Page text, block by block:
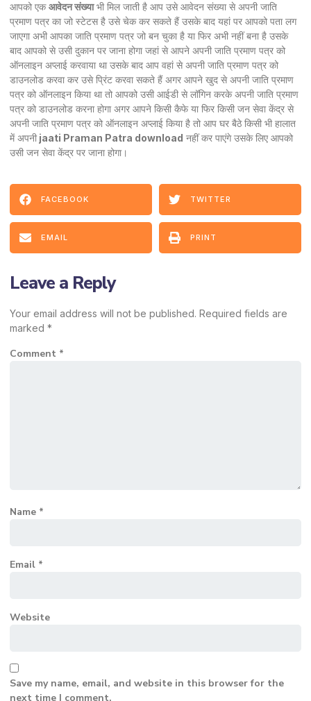
आपको एकआवेदन संख्याभी मिल जाती है आप उसे आवेदन संख्या से अपनी जाति
प्रमाण पत्र का जो स्टेटस है उसे चेक कर सकते हैं उसके बाद यहां पर आपको पता लग
जाएगा अभी आपका जाति प्रमाण पत्र जो बन चुका है या फिर अभी नहीं बना है उसके
बाद आपको से उसी दुकान पर जाना होगा जहां से आपने अपनी जाति प्रमाण पत्र को
ऑनलाइन अप्लाई करवाया था उसके बाद आप वहां से अपनी जाति प्रमाण पत्र को
डाउनलोड करवा कर उसे प्रिंट करवा सकते हैं अगर आपने खुद से अपनी जाति प्रमाण
पत्र को ऑनलाइन किया था तो आपको उसी आईडी से लॉगिन करके अपनी जाति प्रमाण
पत्र को डाउनलोड करना होगा अगर आपने किसी कैफे या फिर किसी जन सेवा केंद्र से
अपनी जाति प्रमाण पत्र को ऑनलाइन अप्लाई किया है तो आप घर बैठे किसी भी हालात
में अपनी jaati Praman Patra download नहीं कर पाएंगे उसके लिए आपको
उसी जन सेवा केंद्र पर जाना होगा।
FACEBOOK TWITTER
EMAIL PRINT
Leave a Reply
Your email address will not be published. Required fields are
marked *
Comment *
Name *
Email *
Website
Save my name, email, and website in this browser for the
next time I comment.